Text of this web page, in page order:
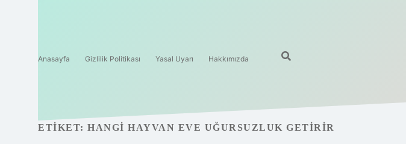
Anasayfa Gizlilik Politikası Yasal Uyarı Hakkımızda
ETIKET: HANGI HAYVAN EVE UĞURSUZLUK GETIRIR